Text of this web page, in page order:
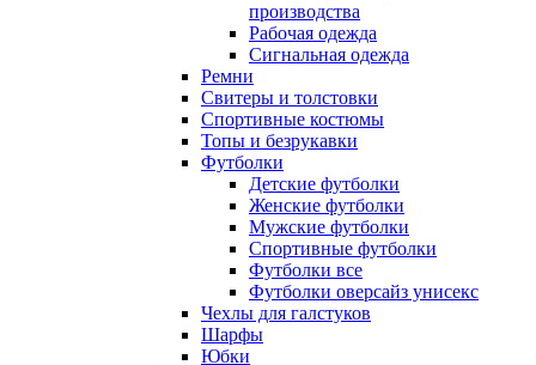
производства
Рабочая одежда
Сигнальная одежда
Ремни
Свитеры и толстовки
Спортивные костюмы
Топы и безрукавки
Футболки
Детские футболки
Женские футболки
Мужские футболки
Спортивные футболки
Футболки все
Футболки оверсайз унисекс
Чехлы для галстуков
Шарфы
Юбки